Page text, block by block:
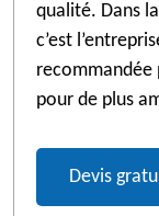
qualité. Dans
c’est
recommandée
pour de plus
Devis